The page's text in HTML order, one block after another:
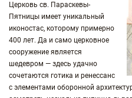
Церковь св. Параскевы-
Пятницы имеет уникальный
иконостас, которому примерно
400 лет. Да и само церковное
сооружение является
шедевром — здесь удачно
сочетаются готика и ренессанс
с элементами оборонной